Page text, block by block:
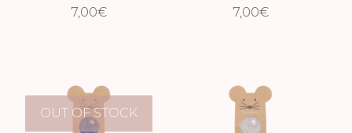
RATÓN ESTRELLAS
7,00€
RATÓN AMARILLO
7,00€
OUT OF STOCK